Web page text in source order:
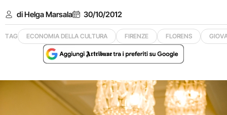
di Helga Marsala 30/10/2012
TAG ECONOMIA DELLA CULTURA FIRENZE FLORENS